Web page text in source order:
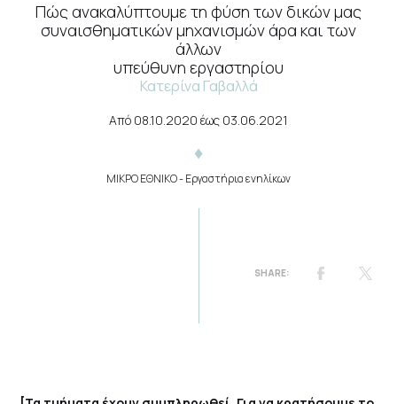
Πώς ανακαλύπτουμε τη φύση των δικών μας
συναισθηματικών μηχανισμών άρα και των
άλλων
υπεύθυνη εργαστηρίου
Κατερίνα Γαβαλλά
Από 08.10.2020 έως 03.06.2021
ΜΙΚΡΟ ΕΘΝΙΚΟ- Εργαστήρια ενηλίκων